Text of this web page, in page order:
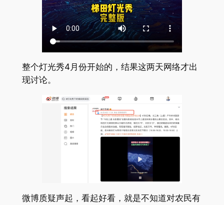
整个灯光秀4月份开始的，结果这两天网络才出
现讨论。
微博质疑声起，看起好看，就是不知道对农民有